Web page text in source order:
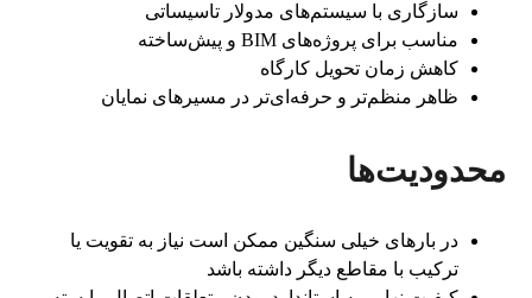
سازگاری با سیستم‌های مدولار تاسیساتی
مناسب برای پروژه‌های BIM و پیش‌ساخته
کاهش زمان تحویل کارگاه
ظاهر منظم‌تر و حرفه‌ای‌تر در مسیرهای نمایان
محدودیت‌ها
در بارهای خیلی سنگین ممکن است نیاز به تقویت یا
ترکیب با مقاطع دیگر داشته باشد